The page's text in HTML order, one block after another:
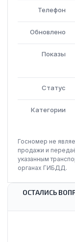
Телефон
Обновлено
Показы
Статус
Категории
Госномер не
продажи и
указанным
органах ГИБДД.
ОСТАЛИСЬ